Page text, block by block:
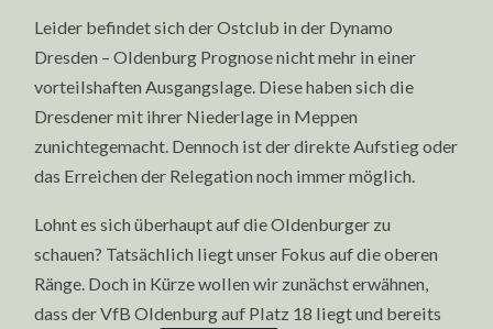
–
PROGNOSE
TIPP
27.05.2023
Leider befindet sich der Ostclub in der Dynamo
Dresden – Oldenburg Prognose nicht mehr in einer
vorteilshaften Ausgangslage. Diese haben sich die
Dresdener mit ihrer Niederlage in Meppen
zunichtegemacht. Dennoch ist der direkte Aufstieg oder
das Erreichen der Relegation noch immer möglich.
Lohnt es sich überhaupt auf die Oldenburger zu
schauen? Tatsächlich liegt unser Fokus auf die oberen
Ränge. Doch in Kürze wollen wir zunächst erwähnen,
dass der VfB Oldenburg auf Platz 18 liegt und bereits